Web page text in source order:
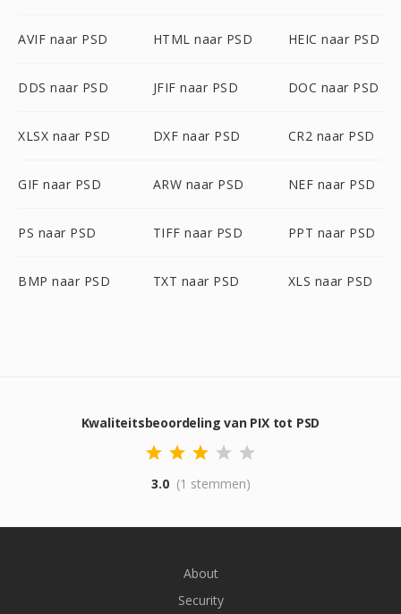
AVIF naar PSD HTML naar PSD HEIC naar PSD
DDS naar PSD JFIF naar PSD DOC naar PSD
XLSX naar PSD DXF naar PSD CR2 naar PSD
GIF naar PSD ARW naar PSD NEF naar PSD
PS naar PSD TIFF naar PSD PPT naar PSD
BMP naar PSD TXT naar PSD XLS naar PSD
Kwaliteitsbeoordeling van PIX tot PSD
3.0 (1 stemmen)
About
Security